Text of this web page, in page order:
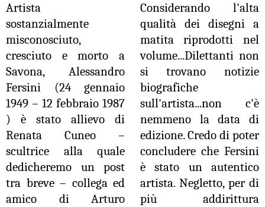
Artista
sostanzialmente
misconosciuto,
cresciuto e morto a
Savona, Alessandro
Fersini (24 gennaio
1949 – 12 febbraio 1987
) è stato allievo di
Renata Cuneo –
scultrice alla quale
dedicheremo un post
tra breve – collega ed
amico di Arturo
Considerando l'alta
qualità dei disegni a
matita riprodotti nel
volume...Dilettanti non
si trovano notizie
biografiche
sull'artista...non c'è
nemmeno la data di
edizione. Credo di poter
concludere che Fersini
è stato un autentico
artista. Negletto, per di
più addirittura